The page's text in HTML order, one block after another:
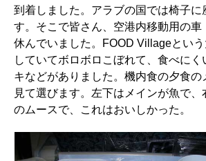
到着しました。アラブの国では椅子
す。そこで皆さん、空港内移動用の
休んでいました。FOOD Villageとい
していてボロボロこぼれて、食べに
キなどがありました。機内食の夕食
見て選びます。左下はメインが魚で
のムースで、これはおいしかった。